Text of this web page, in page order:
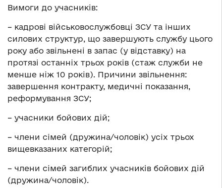
Вимоги до учасників:
– кадрові військовослужбовці ЗСУ та інших
силових структур, що завершують службу цього
року або звільнені в запас (у відставку) на
протязі останніх трьох років (стаж служби не
менше ніж 10 років). Причини звільнення:
завершення контракту, медичні показання,
реформування ЗСУ;
– учасники бойових дій;
– члени сімей (дружина/чоловік) усіх трьох
вищевказаних категорій;
– члени сімей загиблих учасників бойових дій
(дружина/чоловік).